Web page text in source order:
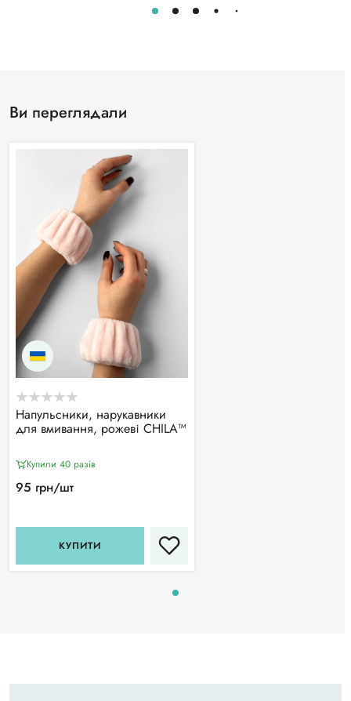
Ви переглядали
Напульсники, нарукавники
для вмивання, рожеві CHILA™
Купили 40 разiв
95 грн/шт
КУПИТИ